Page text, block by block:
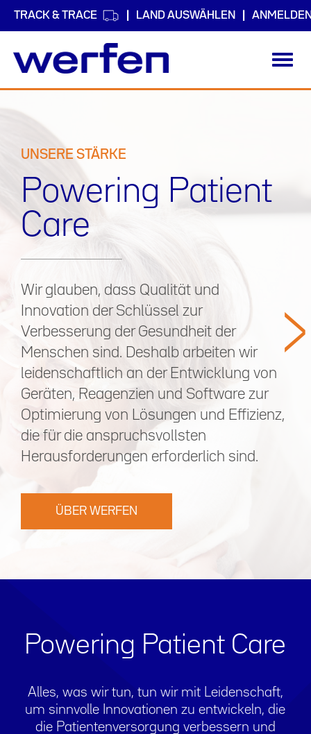
TRACK & TRACE LAND AUSWÄHLEN
zum
UNSERE STÄRKE
Powering Patient
Care
Wir glauben, dass Qualität und
Innovation der Schlüssel zur
Verbesserung der Gesundheit der
Menschen sind. Deshalb arbeiten wir
leidenschaftlich an der Entwicklung von
Geräten, Reagenzien und Software zur
Optimierung von Lösungen und Effizienz,
die für die anspruchsvollsten
Herausforderungen erforderlich sind.
ÜBER WERFEN
>
Powering Patient Care
Alles, was wir tun, tun wir mit Leidenschaft,
um sinnvolle Innovationen zu entwickeln, die
die Patientenversorgung verbessern und